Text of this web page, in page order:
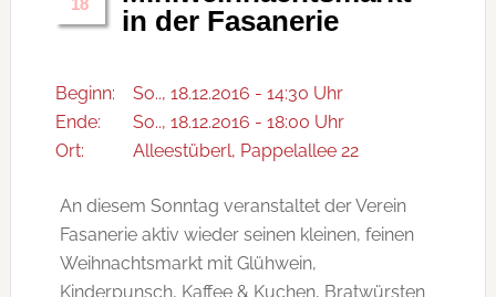
18
in der Fasanerie
Beginn:
So.., 18.12.2016 - 14:30 Uhr
Ende:
So.., 18.12.2016 - 18:00 Uhr
Ort:
Alleestüberl, Pappelallee 22
An diesem Sonntag veranstaltet der Verein
Fasanerie aktiv wieder seinen kleinen, feinen
Weihnachtsmarkt mit Glühwein,
Kinderpunsch, Kaffee & Kuchen, Bratwürsten